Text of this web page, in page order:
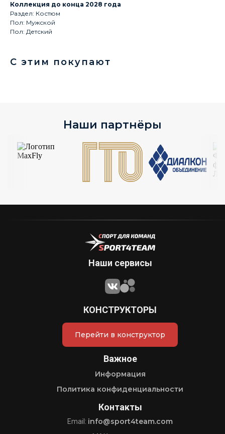
Коллекция до конца 2028 года
Раздел: Костюм
Пол: Мужской
Пол: Детский
С этим покупают
Наши партнёры
Наши сервисы
КОНСТРУКТОРЫ
Перейти в конструктор
Важное
Информация
Политика конфиденциальности
Контакты
Email: info@sport4team.com